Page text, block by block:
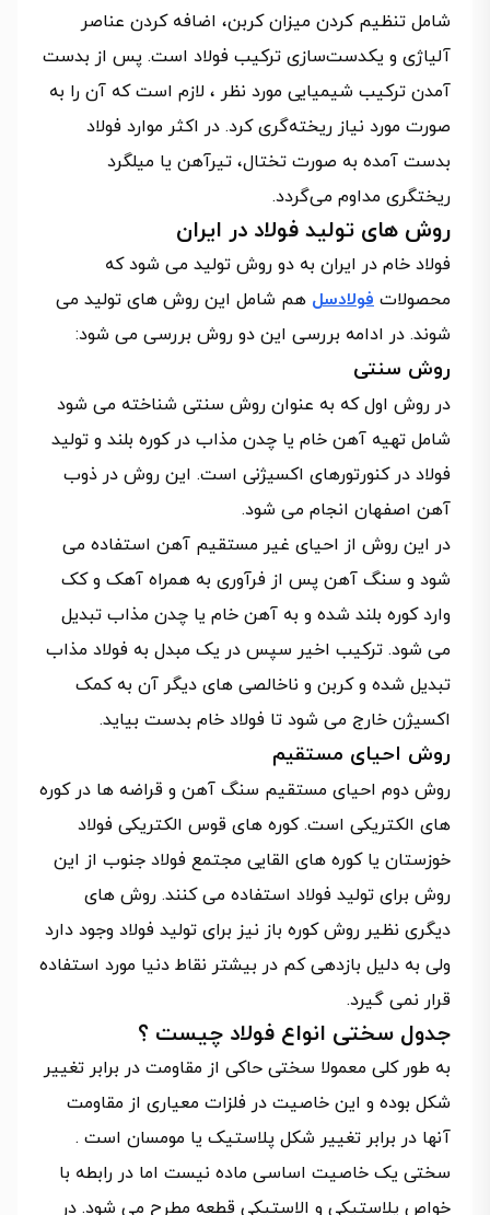
شامل تنظیم کردن میزان کربن، اضافه کردن عناصر
آلیاژی و یکدست‌سازی ترکیب فولاد است. پس از بدست
آمدن ترکیب شیمیایی مورد‎‎‌‌ نظر ، لازم است که آن را به
صورت مورد نیاز ریخته‌گری کرد. در اکثر موارد فولاد
بدست آمده به صورت تختال، تیرآهن یا میلگرد
ریختگری مداوم می‌گردد.
روش های تولید فولاد در ایران
فولاد خام در ایران به دو روش تولید می شود که
محصولات فولادسل هم شامل این روش های تولید می
شوند. در ادامه بررسی این دو روش بررسی می شود:
روش سنتی
در روش اول که به عنوان روش سنتی شناخته می شود
شامل تهیه آهن خام یا چدن مذاب در کوره بلند و تولید
فولاد در کنورتورهای اکسیژنی است. این روش در ذوب
آهن اصفهان انجام می شود.
در این روش از احیای غیر مستقیم آهن استفاده می
شود و سنگ آهن پس از فرآوری به همراه آهک و کک
وارد کوره بلند شده و به آهن خام یا چدن مذاب تبدیل
می شود. ترکیب اخیر سپس در یک مبدل به فولاد مذاب
تبدیل شده و کربن و ناخالصی های دیگر آن به کمک
اکسیژن خارج می شود تا فولاد خام بدست بیاید.
روش احیای مستقیم
روش دوم احیای مستقیم سنگ آهن و قراضه ها در کوره
های الکتریکی است. کوره های قوس الکتریکی فولاد
خوزستان یا کوره های القایی مجتمع فولاد جنوب از این
روش برای تولید فولاد استفاده می کنند. روش های
دیگری نظیر روش کوره باز نیز برای تولید فولاد وجود دارد
ولی به دلیل بازدهی کم در بیشتر نقاط دنیا مورد استفاده
قرار نمی گیرد.
جدول سختی انواع فولاد چیست ؟
به طور کلی معمولا سختی حاکی از مقاومت در برابر تغییر
شکل بوده و این خاصیت در فلزات معیاری از مقاومت
آنها در برابر تغییر شکل پلاستیک یا مومسان است .
سختی یک خاصیت اساسی ماده نیست اما در رابطه با
خواص پلاستیکی و الاستیکی قطعه مطرح می شود. در